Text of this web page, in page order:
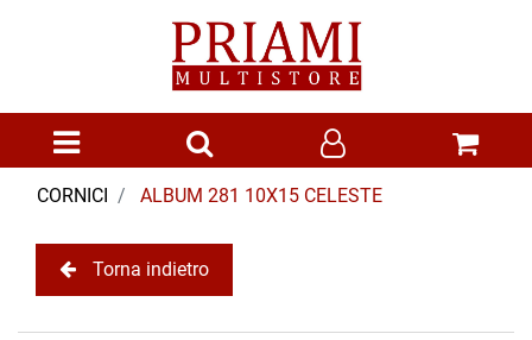
Open menu
CORNICI ALBUM 281 10X15 CELESTE
Torna indietro